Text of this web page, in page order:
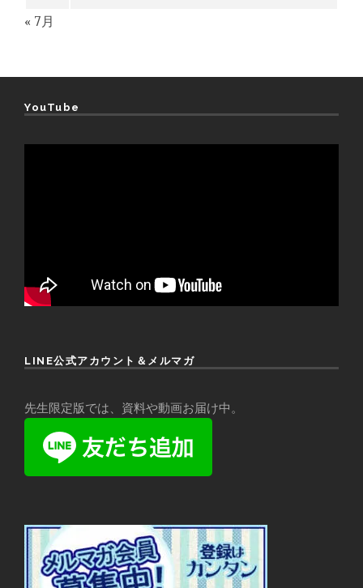
« 7月
YouTube
LINE公式アカウント＆メルマガ
先生限定版では、資料や動画お届け中。